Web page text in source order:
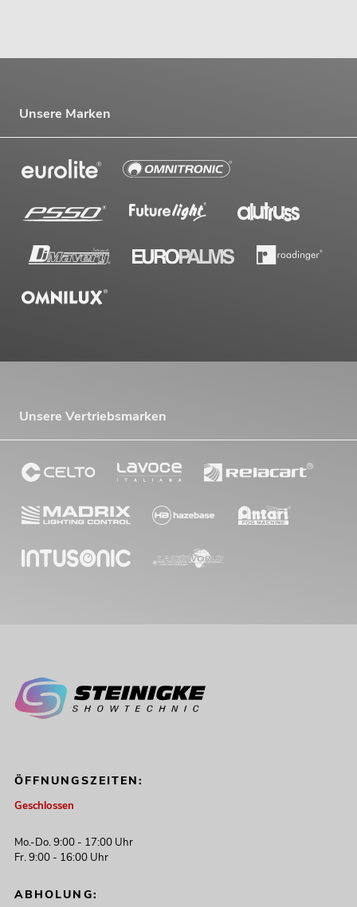
Unsere Marken
Unsere Vertriebsmarken
ÖFFNUNGSZEITEN:
Geschlossen
Mo.-Do. 9:00 - 17:00 Uhr
Fr. 9:00 - 16:00 Uhr
ABHOLUNG: